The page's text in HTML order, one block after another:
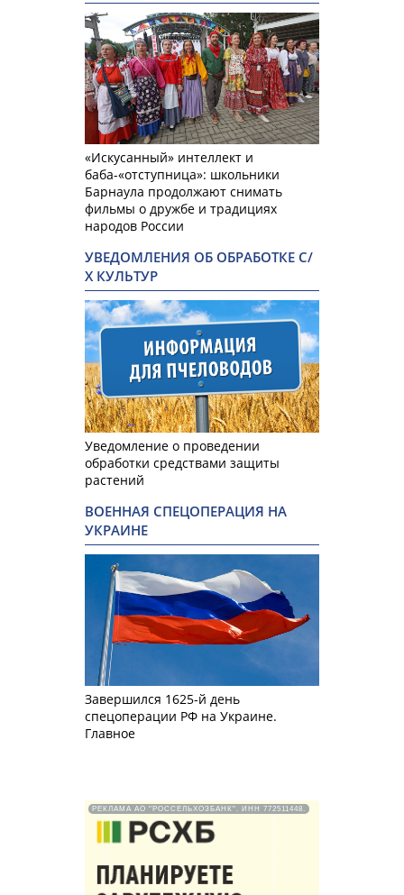
«Искусанный» интеллект и
баба-«отступница»: школьники
Барнаула продолжают снимать
фильмы о дружбе и традициях
народов России
УВЕДОМЛЕНИЯ ОБ ОБРАБОТКЕ С/
Х КУЛЬТУР
Уведомление о проведении
обработки средствами защиты
растений
ВОЕННАЯ СПЕЦОПЕРАЦИЯ НА
УКРАИНЕ
Завершился 1625-й день
спецоперации РФ на Украине.
Главное
РЕКЛАМА АО "РОССЕЛЬХОЗБАНК". ИНН 772511448.